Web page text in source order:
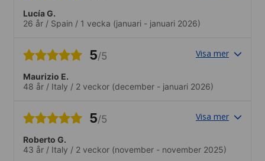
Lucía G.
26 år / Spain / 1 vecka (januari - januari 2026)
5/5 Visa mer
Maurizio E.
48 år / Italy / 2 veckor (december - januari 2026)
5/5 Visa mer
Roberto G.
43 år / Italy / 2 veckor (november - november 2025)